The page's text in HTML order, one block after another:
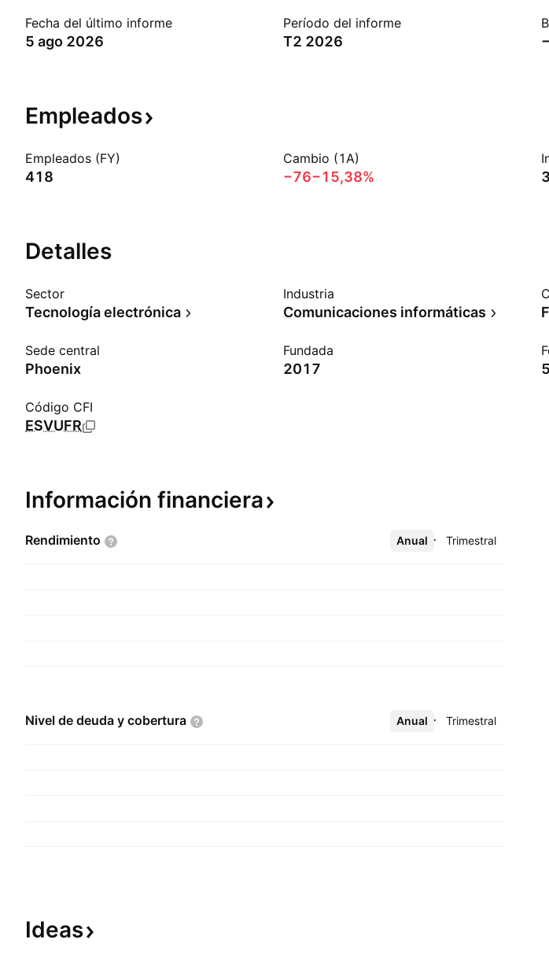
Fecha del último informe
5 ago 2026
Período del informe
T2 2026
Empleados
Empleados (FY)
418
Cambio (1A)
−76−15,38%
Detalles
Sector
Tecnología electrónica
Industria
Comunicaciones informáticas
Sede central
Phoenix
Fundada
2017
Código CFI
ESVUFR
Información financiera
Rendimiento Anual Trimestral
Más
Nivel de deuda y cobertura Anual Trimestral
Más
Ideas